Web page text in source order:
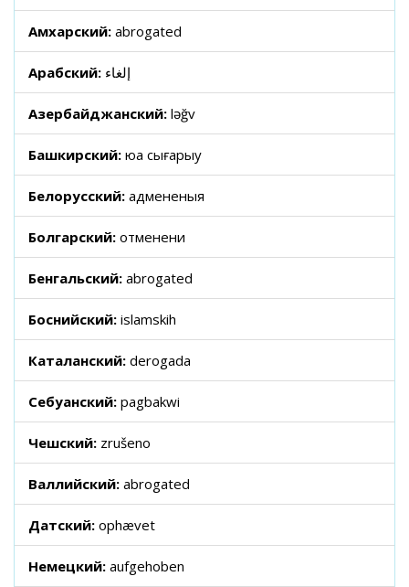
Амхарский: abrogated
Арабский: إلغاء
Азербайджанский: ləğv
Башкирский: юҡҡа сығарыу
Белорусский: адмененыя
Болгарский: отменени
Бенгальский: abrogated
Боснийский: islamskih
Каталанский: derogada
Себуанский: pagbakwi
Чешский: zrušeno
Валлийский: abrogated
Датский: ophævet
Немецкий: aufgehoben